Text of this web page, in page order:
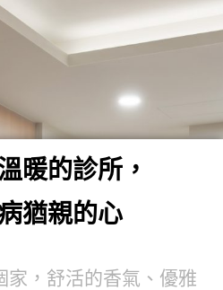
暖的診所，
猶親的心
家，舒活的香氣、優雅